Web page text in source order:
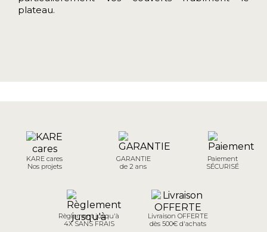
plateau.
KARE cares
Nos projets
GARANTIE
de 2 ans
Paiement
SÉCURISÉ
Règlement jusqu'à
4X SANS FRAIS
Livraison OFFERTE
dès 500€ d'achats